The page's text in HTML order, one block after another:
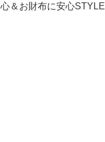
心＆お財布に安心STYLE